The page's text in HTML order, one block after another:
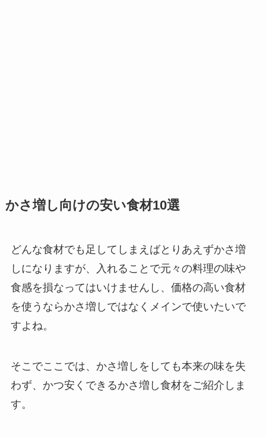
かさ増し向けの安い食材10選
どんな食材でも足してしまえばとりあえずかさ増
しになりますが、入れることで元々の料理の味や
食感を損なってはいけませんし、価格の高い食材
を使うならかさ増しではなくメインで使いたいで
すよね。
そこでここでは、かさ増しをしても本来の味を失
わず、かつ安くできるかさ増し食材をご紹介しま
す。